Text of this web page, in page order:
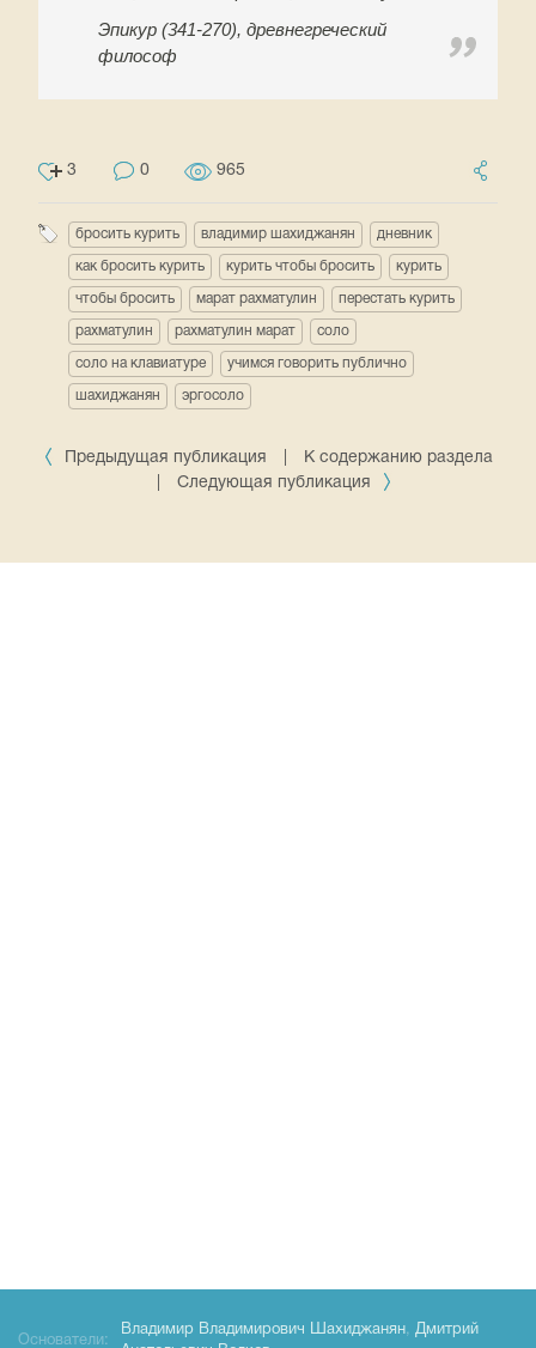
Эпикур (341-270), древнегреческий
философ
3 0 965
бросить курить владимир шахиджанян дневник
как бросить курить курить чтобы бросить курить
чтобы бросить марат рахматулин перестать курить
рахматулин рахматулин марат соло
соло на клавиатуре учимся говорить публично
шахиджанян эргосоло
Предыдущая публикация
К содержанию раздела
Следующая публикация
Основатели:
Владимир Владимирович Шахиджанян, Дмитрий